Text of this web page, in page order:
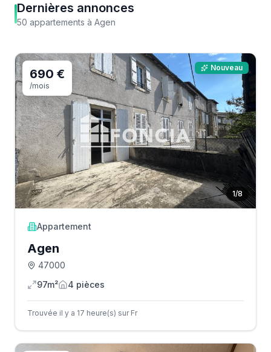
Dernières annonces
50 appartements à Agen
1/8
690 €
/mois
Nouveau
Appartement
Agen
47000
97m²
4 pièces
Trouvée il y a 17 heure(s) sur Fr